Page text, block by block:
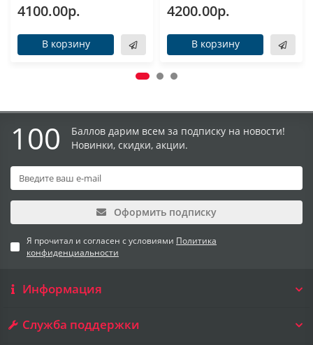
4100.00р.
В корзину
4200.00р.
В корзину
100
Баллов дарим всем за подписку на новости!
Новинки, скидки, акции.
Оформить подписку
Я прочитал и согласен с условиями Политика
конфиденциальности
Информация
Служба поддержки